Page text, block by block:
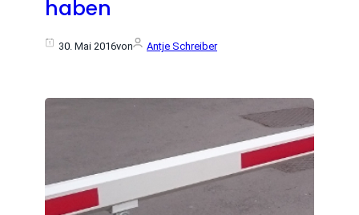
haben
30. Mai 2016von Antje Schreiber